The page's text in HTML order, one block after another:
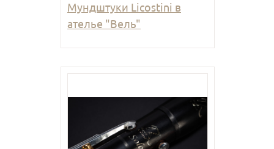
Мундштуки Licostini в
ателье "Вель"